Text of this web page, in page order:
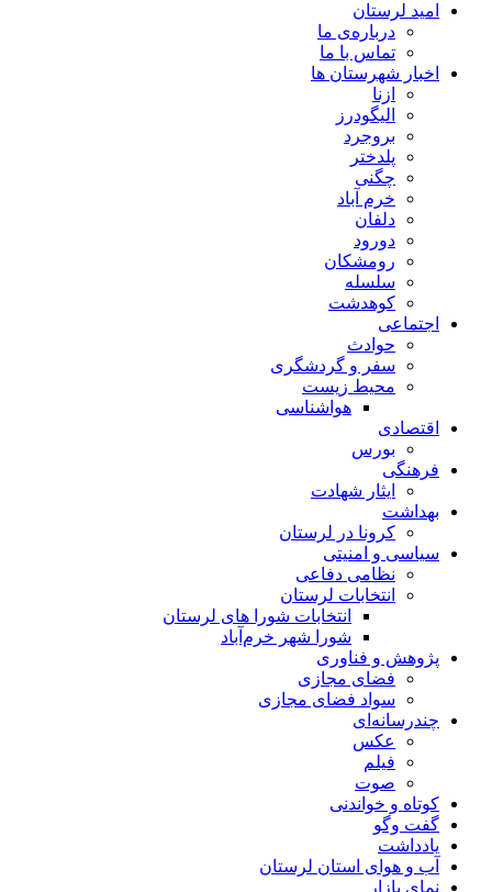
امید لرستان
درباره‌ی ما
تماس با ما
اخبار شهرستان ها
ازنا
الیگودرز
بروجرد
پلدختر
چگنی
خرم آباد
دلفان
دورود
رومشکان
سلسله
کوهدشت
اجتماعی
حوادث
سفر و گردشگری
محیط زیست
هواشناسی
اقتصادی
بورس
فرهنگی
ایثار شهادت
بهداشت
کرونا در لرستان
سیاسی و امنیتی
نظامی دفاعی
انتخابات لرستان
انتخابات شورا های لرستان
شورا شهر خرم‌آباد
پژوهش و فناوری
فضای مجازی
سواد فضای مجازی
چندرسانه‌ای
عكس
فیلم
صوت
کوتاه و خواندنی
گفت وگو
یادداشت
آب و هوای استان لرستان
نمای بازار